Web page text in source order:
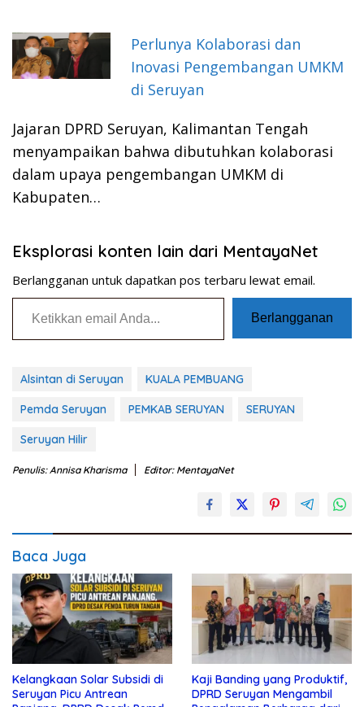
Perlunya Kolaborasi dan
Inovasi Pengembangan UMKM
di Seruyan
Jajaran DPRD Seruyan, Kalimantan Tengah
menyampaikan bahwa dibutuhkan kolaborasi
dalam upaya pengembangan UMKM di
Kabupaten…
Eksplorasi konten lain dari MentayaNet
Berlangganan untuk dapatkan pos terbaru lewat email.
Ketikkan email Anda...
Berlangganan
Alsintan di Seruyan KUALA PEMBUANG
Pemda Seruyan PEMKAB SERUYAN SERUYAN
Seruyan Hilir
Penulis: Annisa Kharisma Editor: MentayaNet
Baca Juga
Kelangkaan Solar Subsidi di
Seruyan Picu Antrean
Kaji Banding yang Produktif,
DPRD Seruyan Mengambil